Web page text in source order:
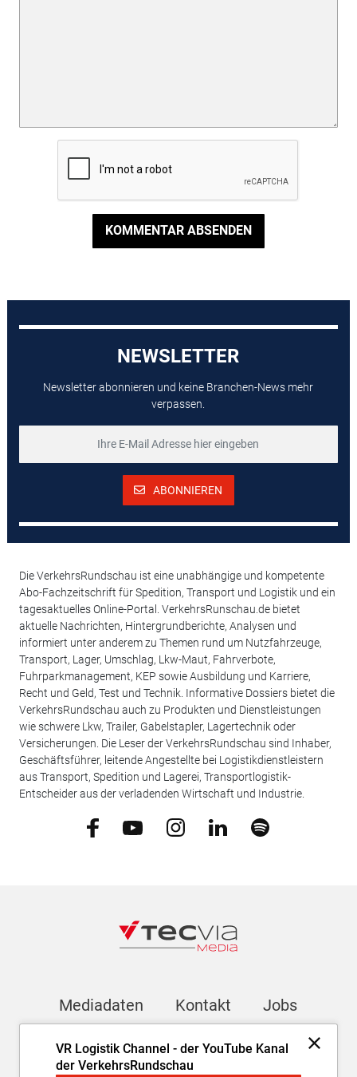
KOMMENTAR ABSENDEN
VR Logistik Channel - der YouTube Kanal
der VerkehrsRundschau
NEWSLETTER
Newsletter abonnieren und keine Branchen-News mehr
verpassen.
ABONNIEREN
Die VerkehrsRundschau ist eine unabhängige und kompetente
Abo-Fachzeitschrift für Spedition, Transport und Logistik und ein
tagesaktuelles Online-Portal. VerkehrsRunschau.de bietet
aktuelle Nachrichten, Hintergrundberichte, Analysen und
informiert unter anderem zu Themen rund um Nutzfahrzeuge,
Transport, Lager, Umschlag, Lkw-Maut, Fahrverbote,
Fuhrparkmanagement, KEP sowie Ausbildung und Karriere,
Recht und Geld, Test und Technik. Informative Dossiers bietet die
VerkehrsRundschau auch zu Produkten und Dienstleistungen
wie schwere Lkw, Trailer, Gabelstapler, Lagertechnik oder
Versicherungen. Die Leser der VerkehrsRundschau sind Inhaber,
Geschäftsführer, leitende Angestellte bei Logistikdienstleistern
aus Transport, Spedition und Lagerei, Transportlogistik-
Entscheider aus der verladenden Wirtschaft und Industrie.
Mediadaten Kontakt Jobs
Newsletter